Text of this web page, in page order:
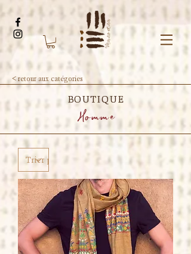
< retour aux catégories
BOUTIQUE
Homme